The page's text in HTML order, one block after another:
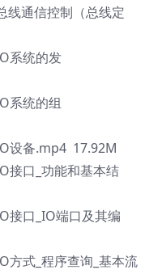
通信控制（总线定
系统的发
统的组
备.mp4 17.92M
口_功能和基本结
口_IO端口及其编
式_程序查询_基本流